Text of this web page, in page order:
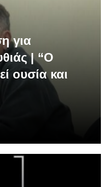
για
| “Ο
ουσία και